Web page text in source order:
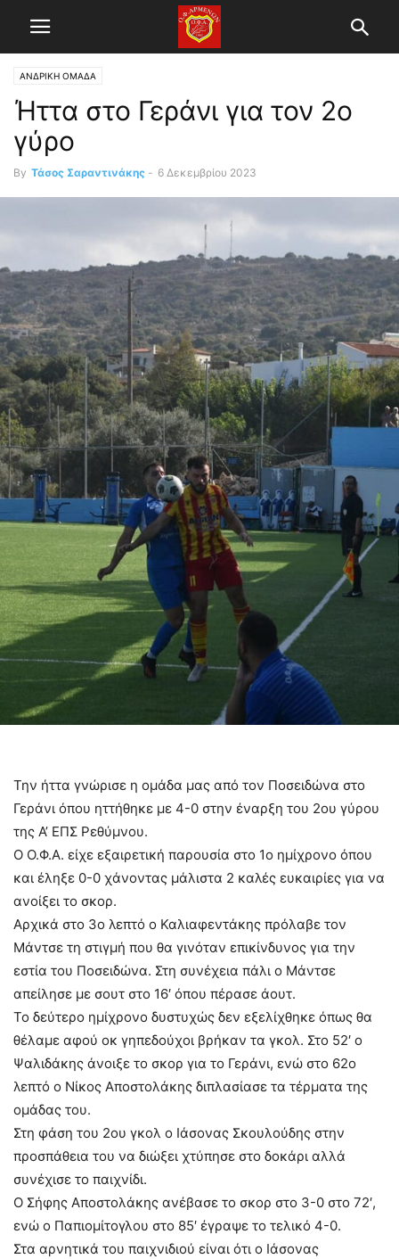
ΑΝΔΡΙΚΗ ΟΜΑΔΑ
Ήττα στο Γεράνι για τον 2ο
γύρο
By Τάσος Σαραντινάκης - 6 Δεκεμβρίου 2023
Την ήττα γνώρισε η ομάδα μας από τον Ποσειδώνα στο
Γεράνι όπου ηττήθηκε με 4-0 στην έναρξη του 2ου γύρου
της Α’ ΕΠΣ Ρεθύμνου.
Ο Ο.Φ.Α. είχε εξαιρετική παρουσία στο 1ο ημίχρονο όπου
και έληξε 0-0 χάνοντας μάλιστα 2 καλές ευκαιρίες για να
ανοίξει το σκορ.
Αρχικά στο 3ο λεπτό ο Καλιαφεντάκης πρόλαβε τον
Μάντσε τη στιγμή που θα γινόταν επικίνδυνος για την
εστία του Ποσειδώνα. Στη συνέχεια πάλι ο Μάντσε
απείλησε με σουτ στο 16′ όπου πέρασε άουτ.
Το δεύτερο ημίχρονο δυστυχώς δεν εξελίχθηκε όπως θα
θέλαμε αφού οκ γηπεδούχοι βρήκαν τα γκολ. Στο 52′ ο
Ψαλιδάκης άνοιξε το σκορ για το Γεράνι, ενώ στο 62ο
λεπτό ο Νίκος Αποστολάκης διπλασίασε τα τέρματα της
ομάδας του.
Στη φάση του 2ου γκολ ο Ιάσονας Σκουλούδης στην
προσπάθεια του να διώξει χτύπησε στο δοκάρι αλλά
συνέχισε το παιχνίδι.
Ο Σήφης Αποστολάκης ανέβασε το σκορ στο 3-0 στο 72′,
ενώ ο Παπιομίτογλου στο 85′ έγραψε το τελικό 4-0.
Στα αρνητικά του παιχνιδιού είναι ότι ο Ιάσονας